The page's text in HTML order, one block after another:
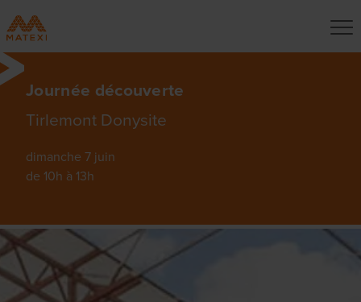
Journée découverte
Tirlemont Donysite
dimanche 7 juin
de 10h à 13h